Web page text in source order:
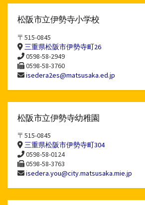
松阪市立伊勢寺小学校
〒515-0845
三重県松阪市伊勢寺町26
0598-58-2949
0598-58-3760
isedera2es@matsusaka.ed.jp
松阪市立伊勢寺幼稚園
〒515-0845
三重県松阪市伊勢寺町304
0598-58-0124
0598-58-3763
isedera.you@city.matsusaka.mie.jp